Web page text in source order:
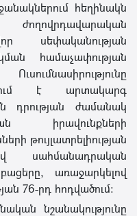
հեղինակն
սեփականության
համաչափության
է արտակարգ
դրության ժամանակ
իրավունքների
թույլատրելիության
սահմանադրական
առաջարկելով
76-րդ հոդվածում:
նշանակությունը